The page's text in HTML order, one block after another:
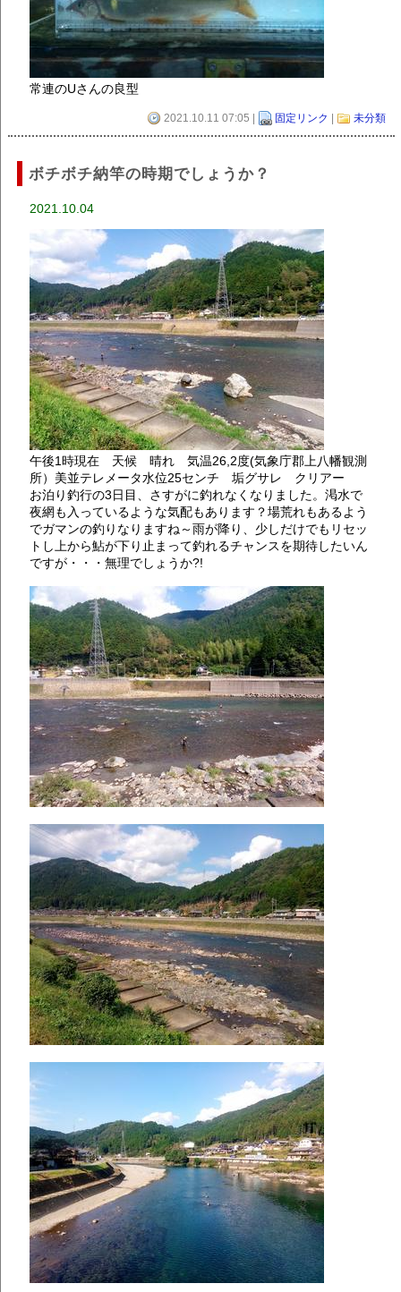
常連のUさんの良型
2021.10.11 07:05 | 固定リンク | 未分類
ボチボチ納竿の時期でしょうか？
2021.10.04
午後1時現在 天候 晴れ 気温26,2度(気象庁郡上八幡観測
所）美並テレメータ水位25センチ 垢グサレ クリアー
お泊り釣行の3日目、さすがに釣れなくなりました。渇水で
夜網も入っているような気配もあります？場荒れもあるよう
でガマンの釣りなりますね～雨が降り、少しだけでもリセッ
トし上から鮎が下り止まって釣れるチャンスを期待したいん
ですが・・・無理でしょうか?!